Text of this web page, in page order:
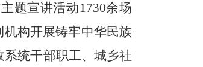
主题宣讲活动1730余场
机构开展铸牢中华民族
系统干部职工、城乡社